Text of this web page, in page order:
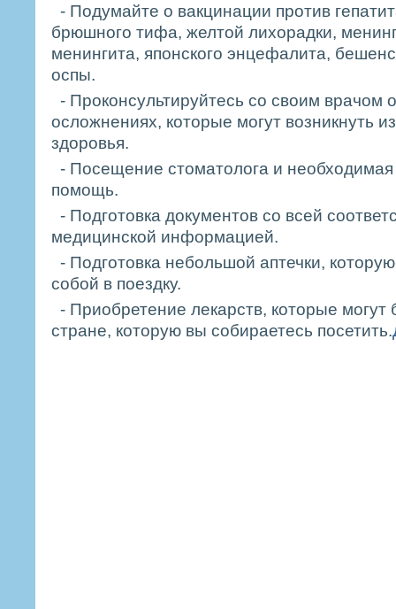
- Подумайте о вакцинации против
брюшного тифа, желтой лихорадки,
менингита, японского энцефалита,
оспы.
- Проконсультируйтесь со своим врачом
осложнениях, которые могут возникнуть
здоровья.
- Посещение стоматолога и необходимая
помощь.
- Подготовка документов со всей
медицинской информацией.
- Подготовка небольшой аптечки,
собой в поездку.
- Приобретение лекарств, которые
стране, которую вы собираетесь посетить.